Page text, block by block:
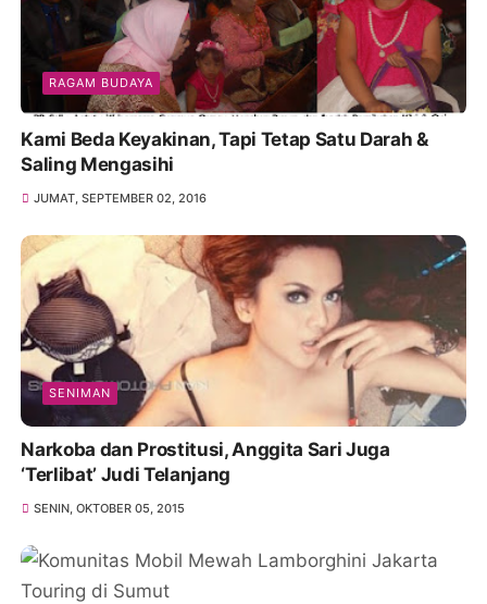
RAGAM BUDAYA
Kami Beda Keyakinan, Tapi Tetap Satu Darah &
Saling Mengasihi
JUMAT, SEPTEMBER 02, 2016
SENIMAN
Narkoba dan Prostitusi, Anggita Sari Juga
‘Terlibat’ Judi Telanjang
SENIN, OKTOBER 05, 2015